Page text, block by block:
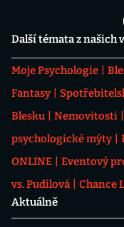
Další témata z našich
Moje Psychologie
Fantasy
Blesku
Nemovitosti
psychologické mýty
ONLINE
Eventový
vs. Pudilová
Chance
Aktuálně